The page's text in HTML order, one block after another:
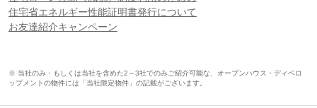
住宅省エネルギー性能証明書発行について
お友達紹介キャンペーン
※ 当社のみ・もしくは当社を含めた2～3社でのみご紹介可能な、オープンハウス・ディベロ
ップメントの物件には「当社限定物件」の記載がございます。